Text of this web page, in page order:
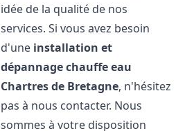
idée de la qualité de nos
services. Si vous avez besoin
d'une installation et
dépannage chauffe eau
Chartres de Bretagne, n'hésitez
pas à nous contacter. Nous
sommes à votre disposition